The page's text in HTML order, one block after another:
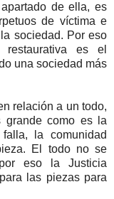
de ella, es
de víctima e
sociedad. Por eso
es el
una sociedad más
relación a un todo,
grande como es la
la comunidad
El todo no se
eso la Justicia
las piezas para